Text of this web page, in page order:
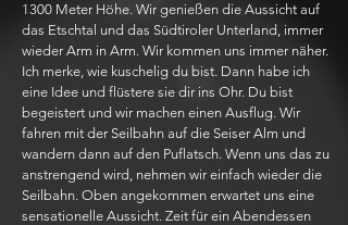
1300 Meter Höhe. Wir genießen die Aussicht auf
das Etschtal und das Südtiroler Unterland, immer
wieder Arm in Arm. Wir kommen uns immer näher.
Ich merke, wie kuschelig du bist. Dann habe ich
eine Idee und flüstere sie dir ins Ohr. Du bist
begeistert und wir machen einen Ausflug. Wir
fahren mit der Seilbahn auf die Seiser Alm und
wandern dann auf den Puflatsch. Wenn uns das zu
anstrengend wird, nehmen wir einfach wieder die
Seilbahn. Oben angekommen erwartet uns eine
sensationelle Aussicht. Zeit für ein Abendessen